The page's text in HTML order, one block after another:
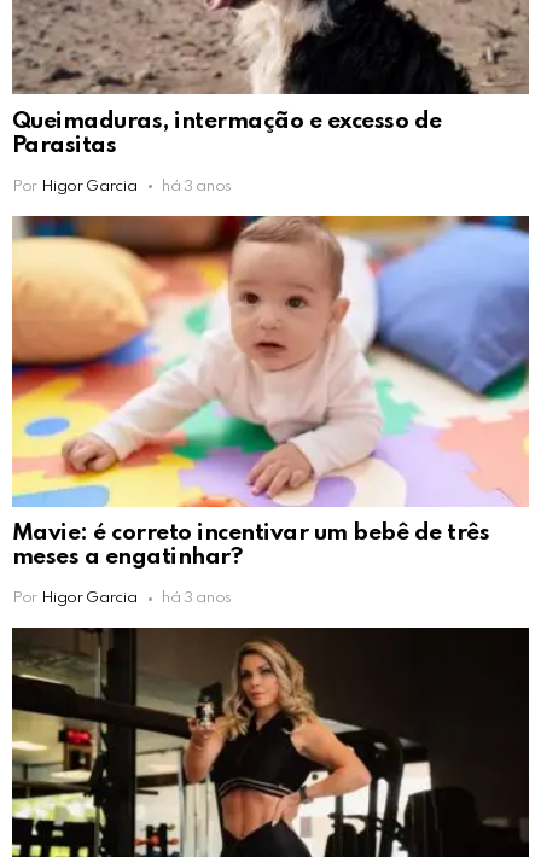
Queimaduras, intermação e excesso de
Parasitas
Por Higor Garcia há 3 anos
Mavie: é correto incentivar um bebê de três
meses a engatinhar?
Por Higor Garcia há 3 anos